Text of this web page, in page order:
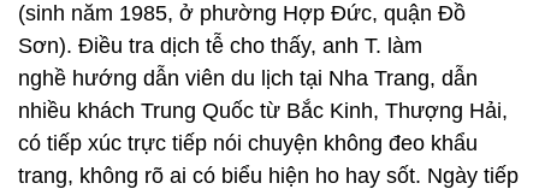
(sinh năm 1985, ở phường Hợp Đức, quận Đồ
Sơn). Điều tra dịch tễ cho thấy, anh T. làm
nghề hướng dẫn viên du lịch tại Nha Trang, dẫn
nhiều khách Trung Quốc từ Bắc Kinh, Thượng Hải,
có tiếp xúc trực tiếp nói chuyện không đeo khẩu
trang, không rõ ai có biểu hiện ho hay sốt. Ngày tiếp